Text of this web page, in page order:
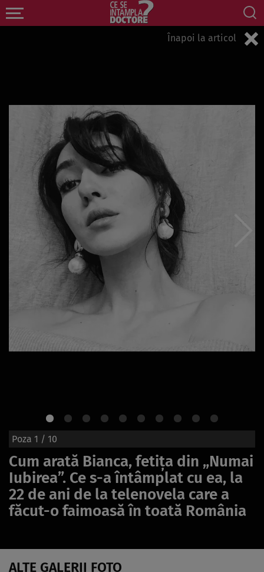
Înapoi la articol
Poza 1 / 10
Cum arată Bianca, fetița din „Numai
Iubirea”. Ce s-a întâmplat cu ea, la
22 de ani de la telenovela care a
făcut-o faimoasă în toată România
ALTE GALERII FOTO